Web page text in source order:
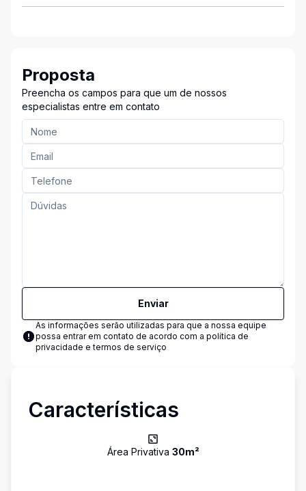
Proposta
Preencha os campos para que um de nossos
especialistas entre em contato
Enviar
As informações serão utilizadas para que a nossa equipe
possa entrar em contato de acordo com a política de
privacidade e termos de serviço
Características
Área Privativa 30m²